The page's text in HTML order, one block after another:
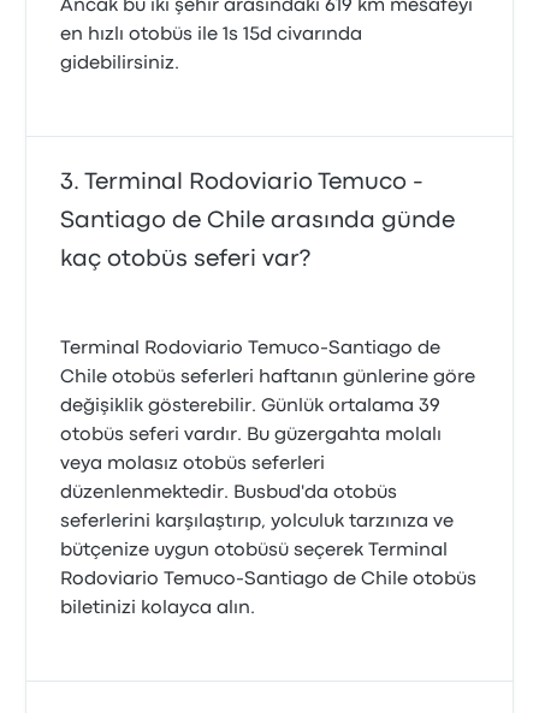
Ancak bu iki şehir arasındaki 619 km mesafeyi
en hızlı otobüs ile 1s 15d civarında
gidebilirsiniz.
Terminal Rodoviario Temuco -
Santiago de Chile arasında günde
kaç otobüs seferi var?
Terminal Rodoviario Temuco-Santiago de
Chile otobüs seferleri haftanın günlerine göre
değişiklik gösterebilir. Günlük ortalama 39
otobüs seferi vardır. Bu güzergahta molalı
veya molasız otobüs seferleri
düzenlenmektedir. Busbud'da otobüs
seferlerini karşılaştırıp, yolculuk tarzınıza ve
bütçenize uygun otobüsü seçerek Terminal
Rodoviario Temuco-Santiago de Chile otobüs
biletinizi kolayca alın.